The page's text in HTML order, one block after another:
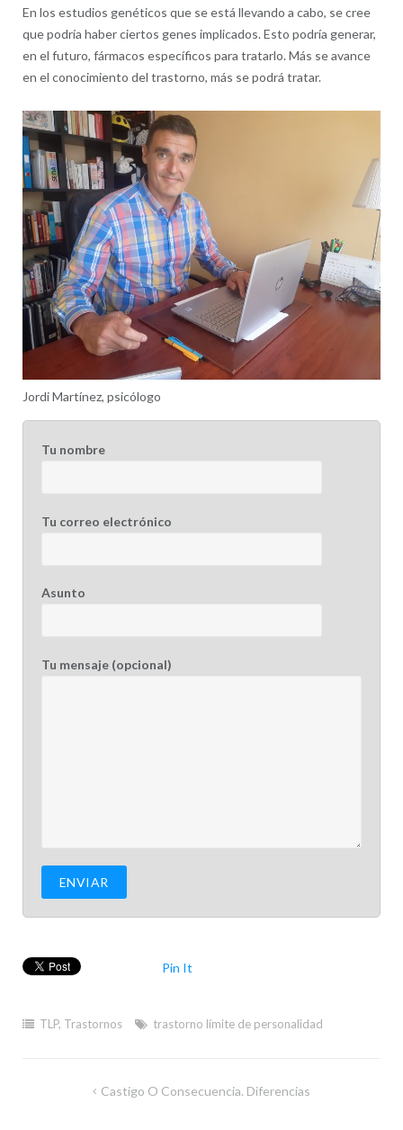
En los estudios genéticos que se está llevando a cabo, se cree
que podría haber ciertos genes implicados. Esto podría generar,
en el futuro, fármacos específicos para tratarlo. Más se avance
en el conocimiento del trastorno, más se podrá tratar.
Jordi Martínez, psicólogo
Tu nombre
Tu correo electrónico
Asunto
Tu mensaje (opcional)
Pin It
TLP, Trastornos trastorno límite de personalidad
NavegaciónCastigo O Consecuencia. Diferencias